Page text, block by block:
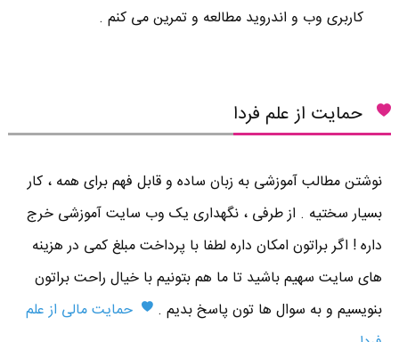
کاربری وب و اندروید مطالعه و تمرین می کنم .
حمایت از علم فردا
نوشتن مطالب آموزشی به زبان ساده و قابل فهم برای همه ، کار
بسیار سختیه . از طرفی ، نگهداری یک وب سایت آموزشی خرج
داره ! اگر براتون امکان داره لطفا با پرداخت مبلغ کمی در هزینه
های سایت سهیم باشید تا ما هم بتونیم با خیال راحت براتون
بنویسیم و به سوال ها تون پاسخ بدیم .
حمایت مالی از علم